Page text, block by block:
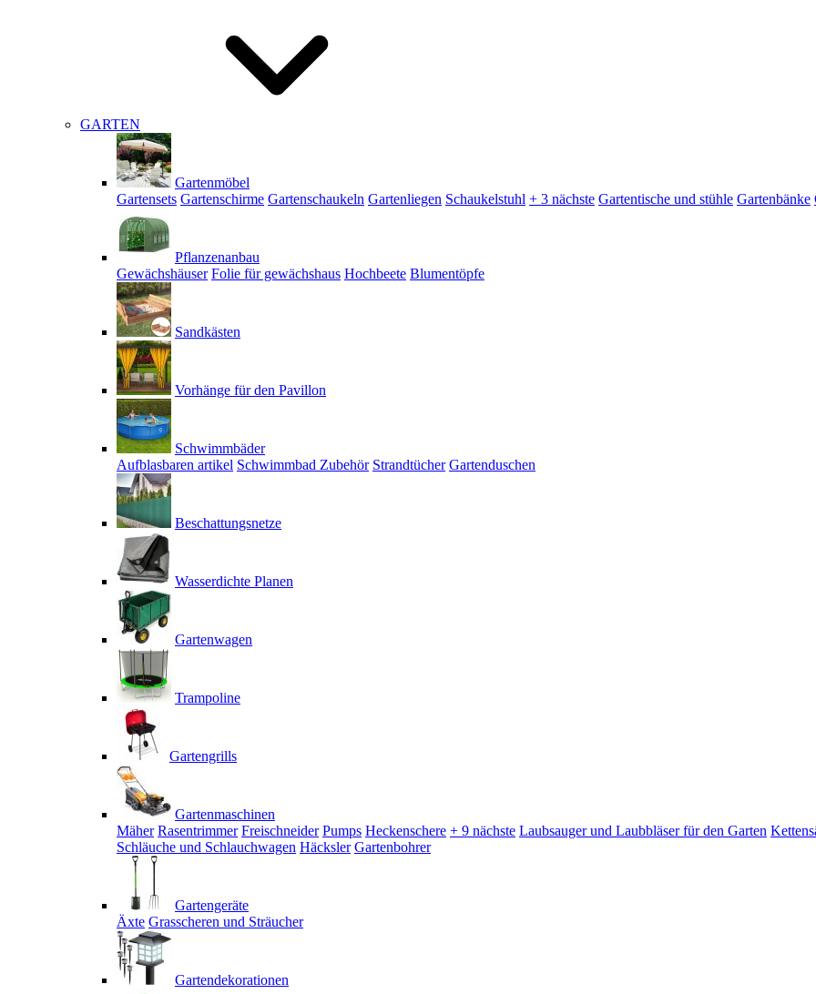
GARTEN
Gartenmöbel
Gartensets Gartenschirme Gartenschaukeln Gartenliegen Schaukelstuhl + 3 nächste Gartentische und stühle Gartenbänke
Pflanzenanbau
Gewächshäuser Folie für gewächshaus Hochbeete Blumentöpfe
Sandkästen
Vorhänge für den Pavillon
Schwimmbäder
Aufblasbaren artikel Schwimmbad Zubehör Strandtücher Gartenduschen
Beschattungsnetze
Wasserdichte Planen
Gartenwagen
Trampoline
Gartengrills
Gartenmaschinen
Mäher Rasentrimmer Freischneider Pumps Heckenschere + 9 nächste Laubsauger und Laubbläser für den Garten
Schläuche und Schlauchwagen Häcksler Gartenbohrer
Gartengeräte
Äxte Grasscheren und Sträucher
Gartendekorationen